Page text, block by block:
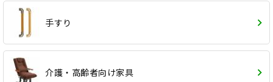
手すり
介護・高齢者向け家具